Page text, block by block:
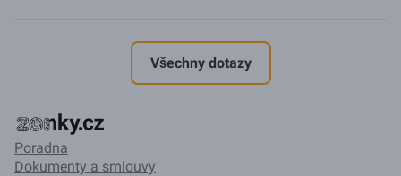
Všechny dotazy
Poradna
Dokumenty a smlouvy